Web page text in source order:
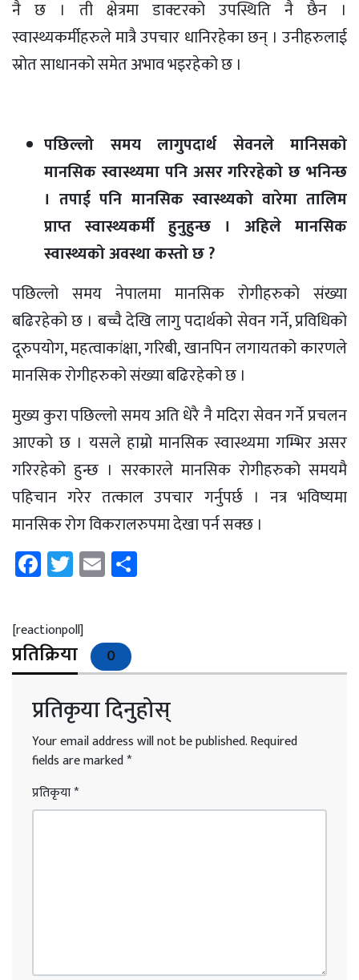
नै छ । ती क्षेत्रमा डाक्टरको उपस्थिति नै छैन ।
स्वास्थ्यकर्मीहरुले मात्रै उपचार धानिरहेका छन् । उनीहरुलाई
स्रोत साधानको समेत अभाव भइरहेको छ ।
पछिल्लो समय लागुपदार्थ सेवनले मानिसको
मानसिक स्वास्थ्यमा पनि असर गरिरहेको छ भनिन्छ
। तपाई पनि मानसिक स्वास्थ्यको वारेमा तालिम
प्राप्त स्वास्थ्यकर्मी हुनुहुन्छ । अहिले मानसिक
स्वास्थ्यको अवस्था कस्तो छ ?
पछिल्लो समय नेपालमा मानसिक रोगीहरुको संख्या
बढिरहेको छ । बच्चै देखि लागु पदार्थको सेवन गर्ने, प्रविधिको
दूरुपयोग, महत्वाकांक्षा, गरिबी, खानपिन लगायतको कारणले
मानसिक रोगीहरुको संख्या बढिरहेको छ ।
मुख्य कुरा पछिल्लो समय अति धेरै नै मदिरा सेवन गर्ने प्रचलन
आएको छ । यसले हाम्रो मानसिक स्वास्थ्यमा गम्भिर असर
गरिरहेको हुन्छ । सरकारले मानसिक रोगीहरुको समयमै
पहिचान गरेर तत्काल उपचार गर्नुपर्छ । नत्र भविष्यमा
मानसिक रोग विकरालरुपमा देखा पर्न सक्छ ।
Facebook
Twitter
Email
[reactionpoll]
प्रतिक्रिया 0
प्रतिकृया दिनुहोस्
Your email address will not be published.Required
fields are marked*
प्रतिकृया*